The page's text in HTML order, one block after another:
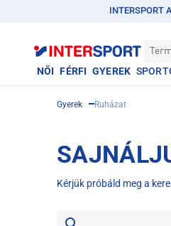
INTERSPORT
NŐI FÉRFI GYEREK
Gyerek Ruházat
Kérjük próbáld meg a